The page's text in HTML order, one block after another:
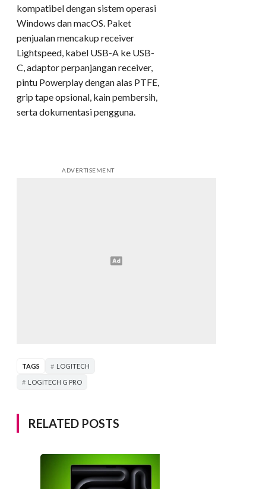
kompatibel dengan sistem operasi
Windows dan macOS. Paket
penjualan mencakup receiver
Lightspeed, kabel USB-A ke USB-
C, adaptor perpanjangan receiver,
pintu Powerplay dengan alas PTFE,
grip tape opsional, kain pembersih,
serta dokumentasi pengguna.
ADVERTISEMENT
TAGS LOGITECH
LOGITECH G PRO
RELATED POSTS